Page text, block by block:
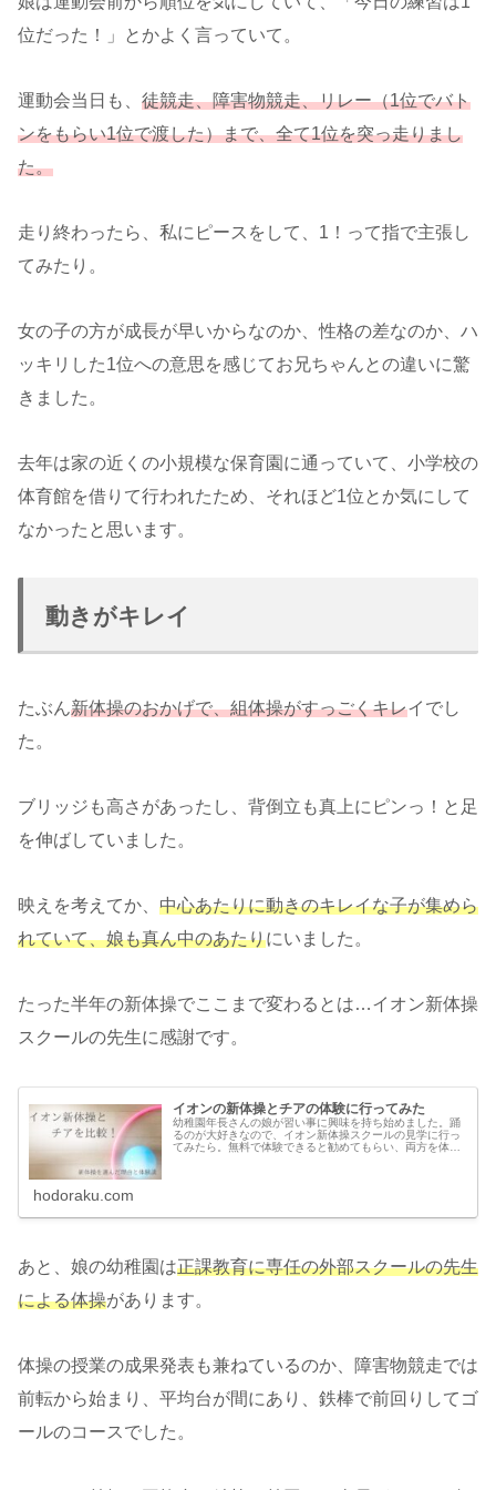
位だった！」とかよく言っていて。
運動会当日も、 徒競走、障害物競走、リレー（1位でバト
ンをもらい1位で渡した）まで、全て1位を突っ走りまし
た。
走り終わったら、私にピースをして、1！って指で主張し
てみたり。
女の子の方が成長が早いからなのか、性格の差なのか、ハ
ッキリした1位への意思を感じてお兄ちゃんとの違いに驚
きました。
去年は家の近くの小規模な保育園に通っていて、小学校の
体育館を借りて行われたため、それほど1位とか気にして
なかったと思います。
動きがキレイ
たぶん新体操のおかげで、組体操がすっごくキレイでし
た。
ブリッジも高さがあったし、背倒立も真上にピンっ！と足
を伸ばしていました。
映えを考えてか、 中心あたりに動きのキレイな子が集めら
れていて、娘も真ん中のあたりにいました。
たった半年の新体操でここまで変わるとは…イオン新体操
スクールの先生に感謝です。
イオンの新体操とチアの体験に行ってみた
幼稚園年長さんの娘が習い事に興味を持ち始めました。踊
るのが大好きなので、イオン新体操スクールの見学に行っ
てみたら。無料で体験できると勧めてもらい、両方を体験
hodoraku.com
あと、娘の幼稚園は正課教育に専任の外部スクールの先生
による体操があります。
体操の授業の成果発表も兼ねているのか、障害物競走では
前転から始まり、平均台が間にあり、鉄棒で前回りしてゴ
ールのコースでした。